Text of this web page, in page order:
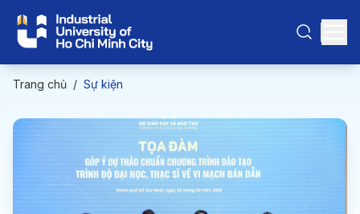
Trang chủ / Sự kiện